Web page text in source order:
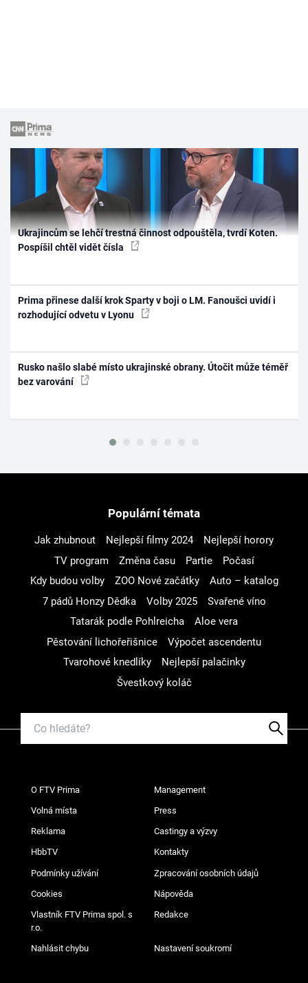
Ukrajincům se lehčí trestná činnost odpouštěla, tvrdí Koten.
Pospíšil chtěl vidět čísla
Prima přinese další krok Sparty v boji o LM. Fanoušci uvidí i
rozhodující odvetu v Lyonu
Rusko našlo slabé místo ukrajinské obrany. Útočit může téměř
bez varování
Populární témata
Jak zhubnout Nejlepší filmy 2024
Nejlepší horory
TV program
Změna času Partie
Počasí
Kdy budou volby
ZOO Nové začátky
Auto – katalog
7 pádů Honzy Dědka
Volby 2025
Svařené víno
Tatarák podle Pohlreicha
Aloe vera
Pěstování lichořeřišnice
Výpočet ascendentu
Tvarohové knedlíky
Nejlepší palačinky
Švestkový koláč
O FTV Prima Management
Volná místa Press
Reklama Castingy a výzvy
HbbTV Kontakty
Podmínky užívání Zpracování osobních údajů
Cookies Nápověda
Vlastník FTV Prima spol. s
r.o.
Redakce
Nahlásit chybu Nastavení soukromí